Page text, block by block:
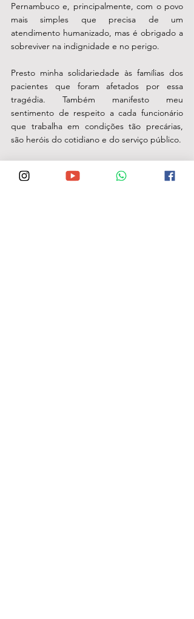
Pernambuco e, principalmente, com o povo
mais simples que precisa de um
atendimento humanizado, mas é obrigado a
sobreviver na indignidade e no perigo.
Presto minha solidariedade às famílias dos
pacientes que foram afetados por essa
tragédia. Também manifesto meu
sentimento de respeito a cada funcionário
que trabalha em condições tão precárias,
também refletir. É tempo de tirar os